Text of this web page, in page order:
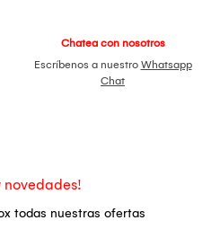
Chatea con nosotros
Escríbenos a nuestro Whatsapp
Chat
novedades!
todas nuestras ofertas